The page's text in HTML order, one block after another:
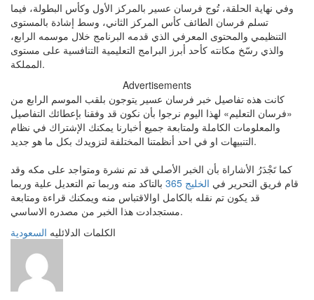
وفي نهاية الحلقة، تُوج فرسان عسير بالمركز الأول وكأس البطولة، فيما
تسلم فرسان الطائف كأس المركز الثاني، وسط إشادة بالمستوى
التنظيمي والمحتوى المعرفي الذي قدمه البرنامج خلال موسمه الرابع،
والذي رسّخ مكانته كأحد أبرز البرامج التعليمية التنافسية على مستوى
المملكة.
Advertisements
كانت هذه تفاصيل خبر فرسان عسير يتوجون بلقب الموسم الرابع من
«فرسان التعليم» لهذا اليوم نرجوا بأن نكون قد وفقنا بإعطائك التفاصيل
والمعلومات الكاملة ولمتابعة جميع أخبارنا يمكنك الإشتراك في نظام
التنبيهات او في احد أنظمتنا المختلفة لتزويدك بكل ما هو جديد.
كما تَجْدَرُ الأشاراة بأن الخبر الأصلي قد تم نشرة ومتواجد على مكه وقد
قام فريق التحرير في الخليج 365
بالتاكد منه وربما تم التعديل علية وربما
قد يكون تم نقله بالكامل اوالاقتباس منه ويمكنك قراءة ومتابعة
مستجدادت هذا الخبر من مصدره الاساسي.
الكلمات الدلائليه السعودية